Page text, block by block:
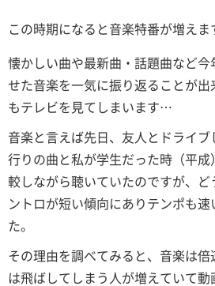
この時期になると音楽特番が増えま
懐かしい曲や最新曲・話題曲など今
せた音楽を一気に振り返ることが出
もテレビを見てしまいます…
音楽と言えば先日、友人とドライ
行りの曲と私が学生だった時（平
較しながら聴いていたのですが、ど
ントロが短い傾向にありテンポも速
た。
その理由を調べてみると、音楽は倍
は飛ばしてしまう人が増えていて